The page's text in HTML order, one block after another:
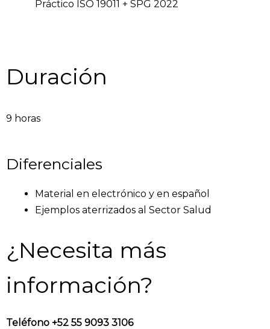
Práctico ISO 19011 + SPG 2022
Duración
9 horas
Diferenciales
Material en electrónico y en español
Ejemplos aterrizados al Sector Salud
¿Necesita más
información?
Teléfono +52 55 9093 3106